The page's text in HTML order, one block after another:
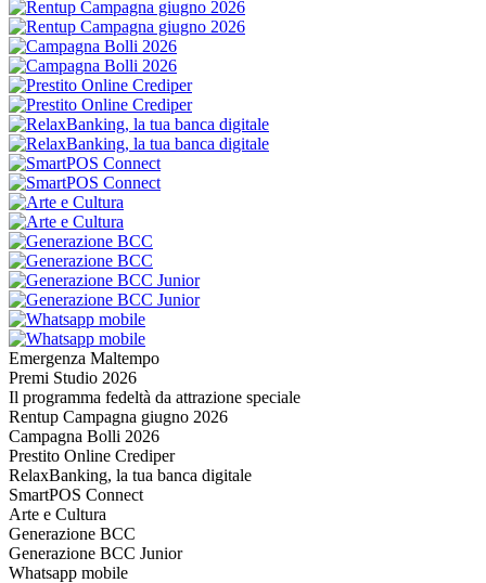
Emergenza Maltempo
Premi Studio 2026
Il programma fedeltà da attrazione speciale
Rentup Campagna giugno 2026
Campagna Bolli 2026
Prestito Online Crediper
RelaxBanking, la tua banca digitale
SmartPOS Connect
Arte e Cultura
Generazione BCC
Generazione BCC Junior
Whatsapp mobile